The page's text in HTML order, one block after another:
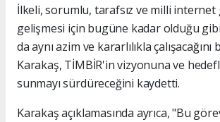
İlkeli, sorumlu, tarafsız ve milli internet
gelişmesi için bugüne kadar olduğu
da aynı azim ve kararlılıkla
Karakaş, TİMBİR'in vizyonuna ve
sunmayı sürdüreceğini kaydetti.
Karakaş açıklamasında ayrıca, "Bu